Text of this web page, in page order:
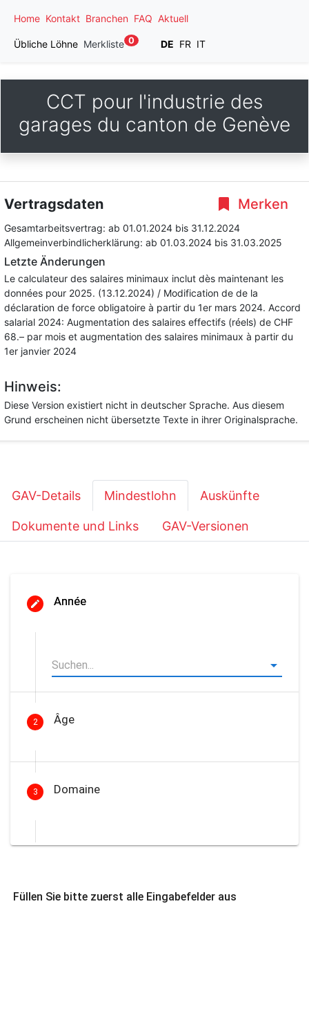
Home Kontakt Branchen FAQ Aktuell
Übliche Löhne Merkliste 0 DE FR IT
CCT pour l'industrie des
garages du canton de Genève
Merken
Vertragsdaten
Gesamtarbeitsvertrag: ab 01.01.2024 bis 31.12.2024
Allgemeinverbindlicherklärung: ab 01.03.2024 bis 31.03.2025
Letzte Änderungen
Le calculateur des salaires minimaux inclut dès maintenant les
données pour 2025. (13.12.2024) / Modification de de la
déclaration de force obligatoire à partir du 1er mars 2024. Accord
salarial 2024: Augmentation des salaires effectifs (réels) de CHF
68.– par mois et augmentation des salaires minimaux à partir du
1er janvier 2024
Hinweis:
Diese Version existiert nicht in deutscher Sprache. Aus diesem
Grund erscheinen nicht übersetzte Texte in ihrer Originalsprache.
GAV-Details Mindestlohn Auskünfte
Dokumente und Links GAV-Versionen
Année
2 Âge
3 Domaine
Füllen Sie bitte zuerst alle Eingabefelder aus